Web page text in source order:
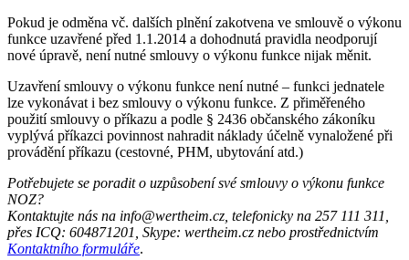
Pokud je odměna vč. dalších plnění zakotvena ve smlouvě o výkonu
funkce uzavřené před 1.1.2014 a dohodnutá pravidla neodporují
nové úpravě, není nutné smlouvy o výkonu funkce nijak měnit.
Uzavření smlouvy o výkonu funkce není nutné – funkci jednatele
lze vykonávat i bez smlouvy o výkonu funkce. Z přiměřeného
použití smlouvy o příkazu a podle § 2436 občanského zákoníku
vyplývá příkazci povinnost nahradit náklady účelně vynaložené při
provádění příkazu (cestovné, PHM, ubytování atd.)
Potřebujete se poradit o uzpůsobení své smlouvy o výkonu funkce
NOZ?
Kontaktujte nás na info@wertheim.cz, telefonicky na 257 111 311,
přes ICQ: 604871201, Skype: wertheim.cz nebo prostřednictvím
Kontaktního formuláře.